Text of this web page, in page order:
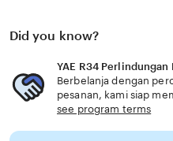
Did you know?
YAE R34 Perlindungan
Berbelanja dengan
pesanan, kami siap
see program terms